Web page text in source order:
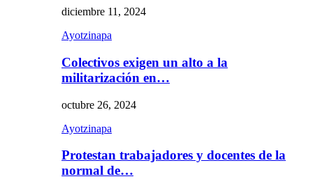
diciembre 11, 2024
Ayotzinapa
Colectivos exigen un alto a la
militarización en…
octubre 26, 2024
Ayotzinapa
Protestan trabajadores y docentes de la
normal de…